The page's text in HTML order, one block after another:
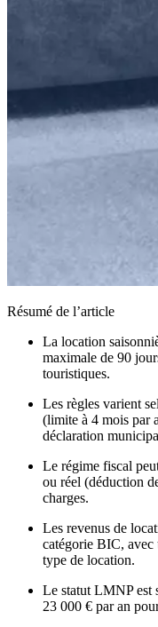
Résumé de l’article
La location
maximale de 90
touristiques.
Les règles varient
(limite à 4 mois par
déclaration
Le régime fiscal
ou réel (déduction
charges.
Les revenus de
catégorie BIC, avec
type de location.
Le statut LMNP est
23 000 € par an